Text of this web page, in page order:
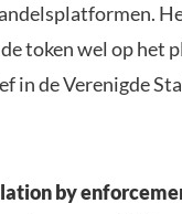
token wel op het
in de Verenigde
by